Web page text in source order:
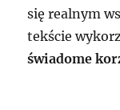
się realnym
tekście
świadome